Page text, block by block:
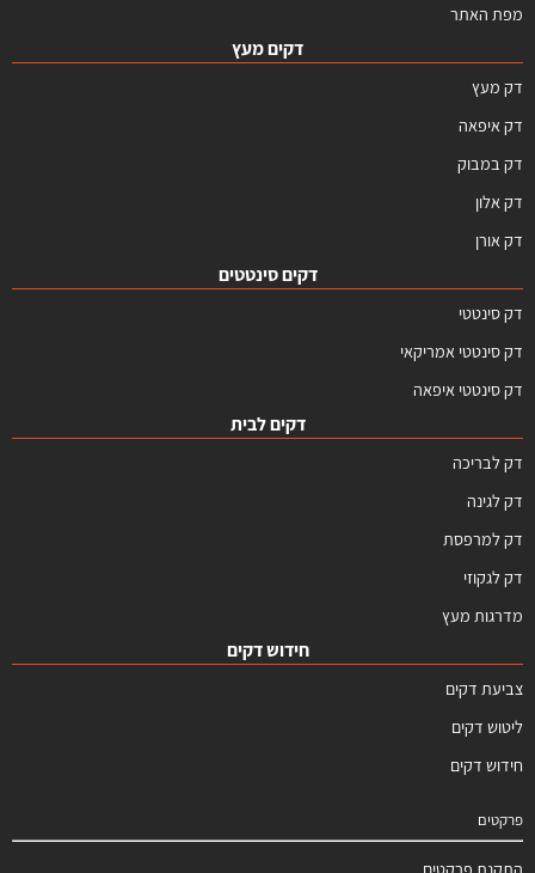
מפת האתר
דקים מעץ
דק מעץ
דק איפאה
דק במבוק
דק אלון
דק אורן
דקים סינטטים
דק סינטטי
דק סינטטי אמריקאי
דק סינטטי איפאה
דקים לבית
דק לבריכה
דק לגינה
דק למרפסת
דק לגקוזי
מדרגות מעץ
חידוש דקים
צביעת דקים
ליטוש דקים
חידוש דקים
פרקטים